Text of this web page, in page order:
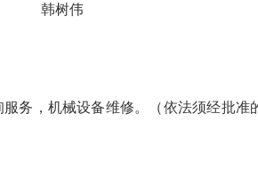
韩树伟
务，机械设备维修。（依法须经批准